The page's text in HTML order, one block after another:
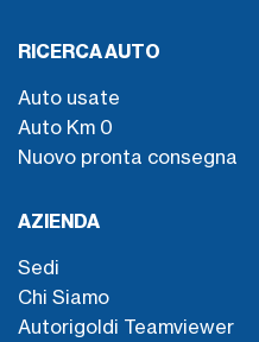
RICERCA AUTO
Auto usate
Auto Km 0
Nuovo pronta consegna
AZIENDA
Sedi
Chi Siamo
Autorigoldi Teamviewer